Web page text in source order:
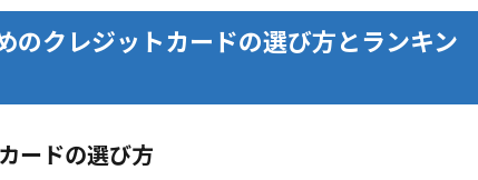
のクレジットカードの選び方とランキン
ードの選び方